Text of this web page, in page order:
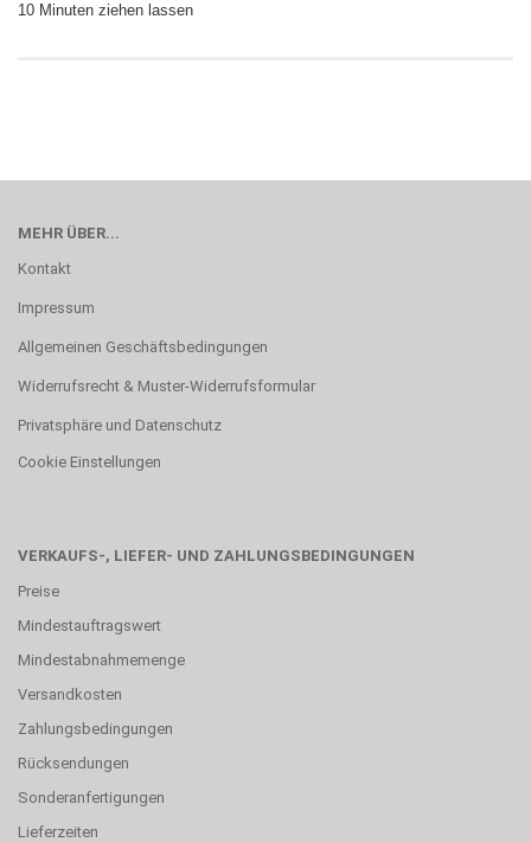
10 Minuten ziehen lassen
MEHR ÜBER...
Kontakt
Impressum
Allgemeinen Geschäftsbedingungen
Widerrufsrecht & Muster-Widerrufsformular
Privatsphäre und Datenschutz
Cookie Einstellungen
VERKAUFS-, LIEFER- UND ZAHLUNGSBEDINGUNGEN
Preise
Mindestauftragswert
Mindestabnahmemenge
Versandkosten
Zahlungsbedingungen
Rücksendungen
Sonderanfertigungen
Lieferzeiten